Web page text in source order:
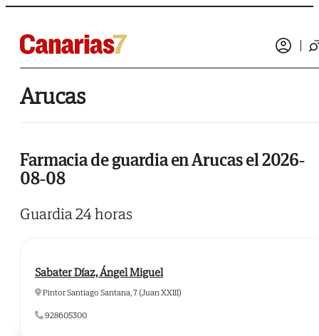
Arucas
Farmacia de guardia en Arucas el 2026-
08-08
Guardia 24 horas
Sabater Díaz, Ángel Miguel
Pintor Santiago Santana, 7 (Juan XXIII)
928605300